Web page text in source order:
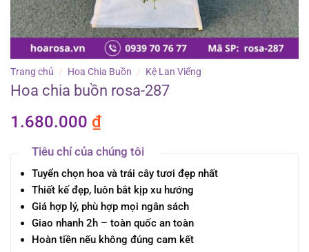
Trang chủ / Hoa Chia Buồn / Kệ Lan Viếng
Hoa chia buồn rosa-287
1.680.000 ₫
Tiêu chí của chúng tôi
Tuyển chọn hoa và trái cây tươi đẹp nhất
Thiết kế đẹp, luôn bắt kịp xu hướng
Giá hợp lý, phù hợp mọi ngân sách
Giao nhanh 2h – toàn quốc an toàn
Hoàn tiền nếu không đúng cam kết